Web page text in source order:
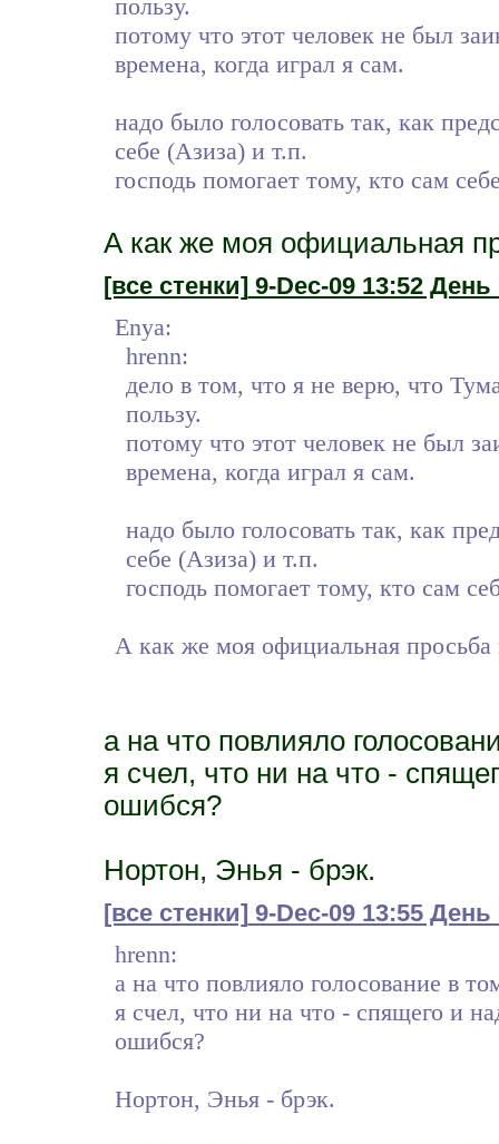
пользу.
потому что этот человек не был
времена, когда играл я сам.
надо было голосовать так, как
себе (Азиза) и т.п.
господь помогает тому, кто сам
А как же моя официальная
[все стенки]9-Dec-09 13:52 День
Enya:
hrenn:
дело в том, что я не верю, что
пользу.
потому что этот человек не был
времена, когда играл я сам.
надо было голосовать так, как
себе (Азиза) и т.п.
господь помогает тому, кто сам
А как же моя официальная просьба
а на что повлияло
я счел, что ни на что -
ошибся?
Нортон, Энья - брэк.
[все стенки] 9-Dec-09 13:55
hrenn:
а на что повлияло голосование в
я счел, что ни на что - спящего и
ошибся?
Нортон, Энья - брэк.